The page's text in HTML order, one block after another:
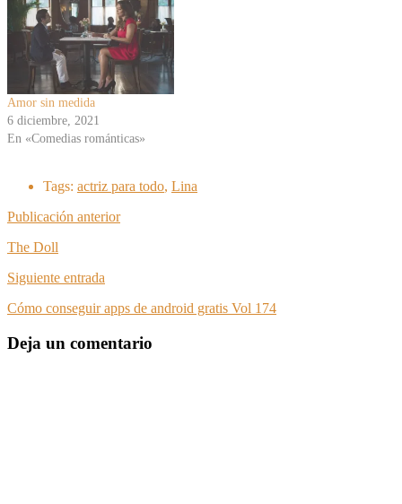
Amor sin medida
6 diciembre, 2021
En «Comedias románticas»
Tags: actriz para todo, Lina
Publicación anterior
The Doll
Siguiente entrada
Cómo conseguir apps de android gratis Vol 174
Deja un comentario